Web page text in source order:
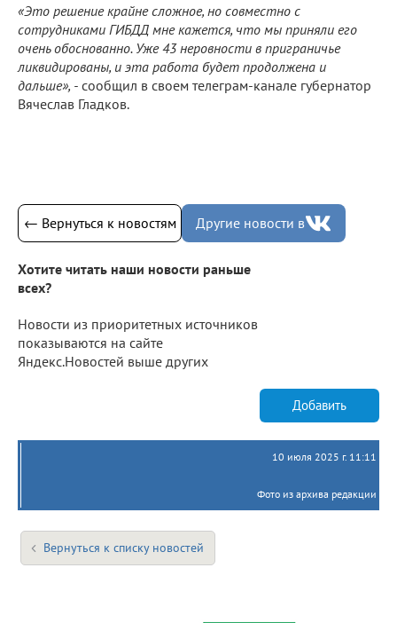
«Это решение крайне сложное, но совместно с
сотрудниками ГИБДД мне кажется, что мы приняли его
очень обоснованно. Уже 43 неровности в приграничье
ликвидированы, и эта работа будет продолжена и
дальше», - сообщил в своем телеграм-канале губернатор
Вячеслав Гладков.
← Вернуться к новостям Другие новости в
Хотите читать наши новости раньше
всех?
Новости из приоритетных источников
показываются на сайте
Яндекс.Новостей выше других
Добавить
10 июля 2025 г. 11:11
Фото из архива редакции
Вернуться к списку новостей